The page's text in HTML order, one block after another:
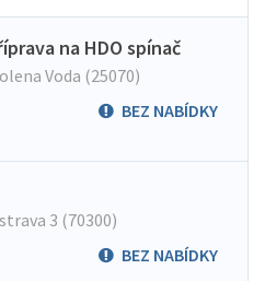
na HDO spínač
Voda (25070)
BEZ NABÍDKY
3 (70300)
BEZ NABÍDKY